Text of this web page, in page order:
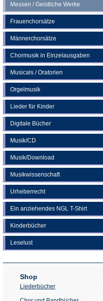
Messen / Geistliche Werke
Frauenchorsätze
Männerchorsätze
Chormusik in Einzelausgaben
Musicals / Oratorien
Orgelmusik
Lieder für Kinder
Digitale Bücher
Musik/CD
Musik/Download
Musikwissenschaft
Urheberrecht
Ein anziehendes NGL T-Shirt
Kinderbücher
Leselust
Shop
Liederbücher